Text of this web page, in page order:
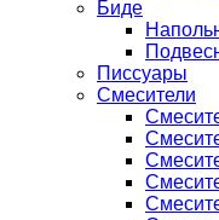
Биде
Писсуары
Смесители